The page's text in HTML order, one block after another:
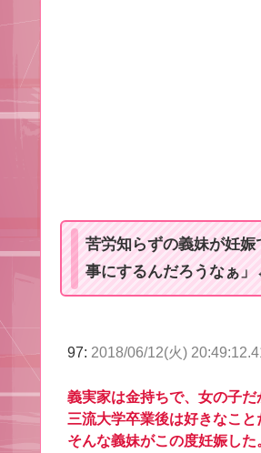
苦労知らずの義妹が妊
事にするんだろうなぁ
97: 2018/06/12(火)
義実家は金持ちで、女の子だ
三流大学卒業後は好きなこ
そんな義妹がこの度妊娠した